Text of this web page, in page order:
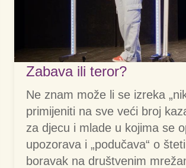
Zabava ili teror?
Ne znam može li se izreka
primijeniti na sve veći broj
za djecu i mlade u kojima se
upozorava i „podučava“ o
boravak na društvenim